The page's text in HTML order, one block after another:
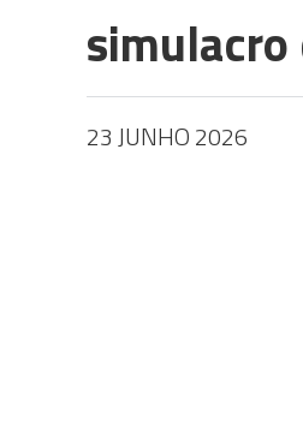
23 JUNHO 2026